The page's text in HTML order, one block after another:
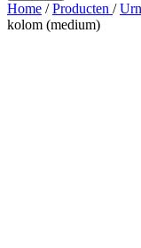
Home / Producten /
kolom (medium)